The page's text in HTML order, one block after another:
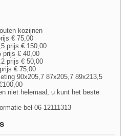
kozijnen
€ 75,00
prijs € 150,00
prijs € 40,00
prijs € 50,00
€ 75,00
90x205,7 87x205,7 89x213,5
niet helemaal, u kunt het beste
bel 06-12111313